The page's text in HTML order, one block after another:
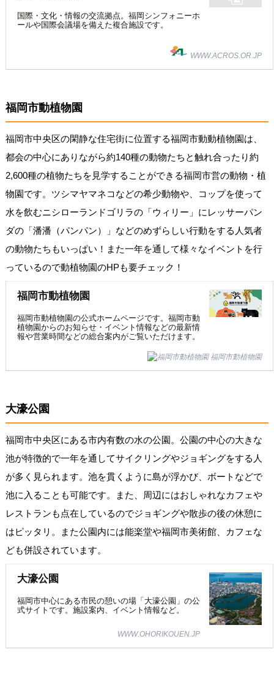
国際・文化・情報の交流拠点。福岡シンフォニーホ
ールや国際会議場を備えた複合施設です。
WWW.ACROS.OR.JP
福岡市動植物園
福岡市中央区の閑静な住宅街に位置する福岡市動動植物園は、
都会の中心にありながら約140種の動物たちと触れ合ったり約
2,600種の植物たちを見学することができる福岡市営の動物・植
物園です。ツシマヤマネコなどの希少動物や、コップを使って
水を飲むニシローランドゴリラの「ウィリー」にレッサーパン
ダの「潘潘（パンパン）」などのめずらしい行動をする人気者
の動物たちもいっぱい！また一年を通して様々なイベントを行
っているので動植物園のHPも要チェック！
福岡市動植物園
福岡市動植物園の公式ホームページです。福岡市動
植物園からのお知らせ・イベント情報などの最新情
報や営業時間などの総合案内がご覧いただけます。
福岡市動植物園
大濠公園
福岡市中央区にある市内有数の水の公園。公園の中心の大きな
池が特徴的で一年を通してサイクリングやジョギングをする人
が多く見られます。池を貫くように島が浮かび、ボートなどで
池に入ることも可能です。また、周辺にはおしゃれなカフェや
レストランも点在しているのでジョギングや散歩の後の休憩に
はピッタリ。また公園内には能楽堂や福岡市美術館、カフェな
ども併設されています。
大濠公園
福岡市中心にある市民の憩いの場「大濠公園」の公
式サイトです。施設案内、イベント情報など。
WWW.OHORIKOUEN.JP